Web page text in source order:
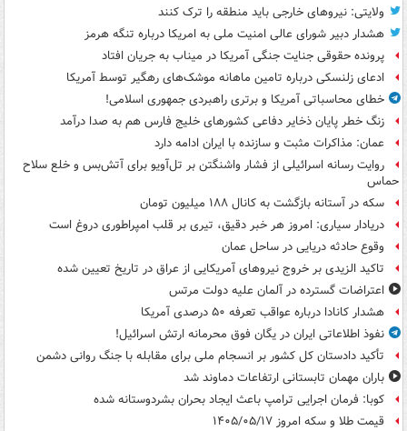
ولایتی: نیروهای خارجی باید منطقه را ترک کنند
هشدار دبیر شورای عالی امنیت ملی به امریکا درباره تنگه هرمز
پرونده حقوقی جنایت جنگی آمریکا در میناب به جریان افتاد
ادعای زلنسکی درباره تامین ماهانه موشک‌های رهگیر توسط آمریکا
خطای محاسباتی آمریکا و برتری راهبردی جمهوری اسلامی!
زنگ خطر پایان ذخایر دفاعی کشورهای خلیج فارس هم به صدا درآمد
عمان: مذاکرات مثبت و سازنده با ایران ادامه دارد
روایت رسانه اسرائیلی از فشار واشنگتن بر تل‌آویو برای آتش‌بس و خلع سلاح
حماس
سکه در آستانه بازگشت به کانال ۱۸۸ میلیون تومان
دریادار سیاری: امروز هر خبر دقیق، تیری بر قلب امپراطوری دروغ است
وقوع حادثه دریایی در ساحل عمان
تاکید الزیدی بر خروج نیروهای آمریکایی از عراق در تاریخ تعیین شده
اعتراضات گسترده در آلمان علیه دولت مرتس
هشدار کانادا درباره عواقب تعرفه ۵۰ درصدی آمریکا
نفوذ اطلاعاتی ایران در یگان فوق محرمانه ارتش اسرائیل!
تأکید دادستان کل کشور بر انسجام ملی برای مقابله با جنگ روانی دشمن
باران مهمان تابستانی ارتفاعات دماوند شد
کوبا: فرمان اجرایی ترامپ باعث ایجاد بحران بشردوستانه شده
قیمت طلا و سکه امروز ۱۴۰۵/۰۵/۱۷